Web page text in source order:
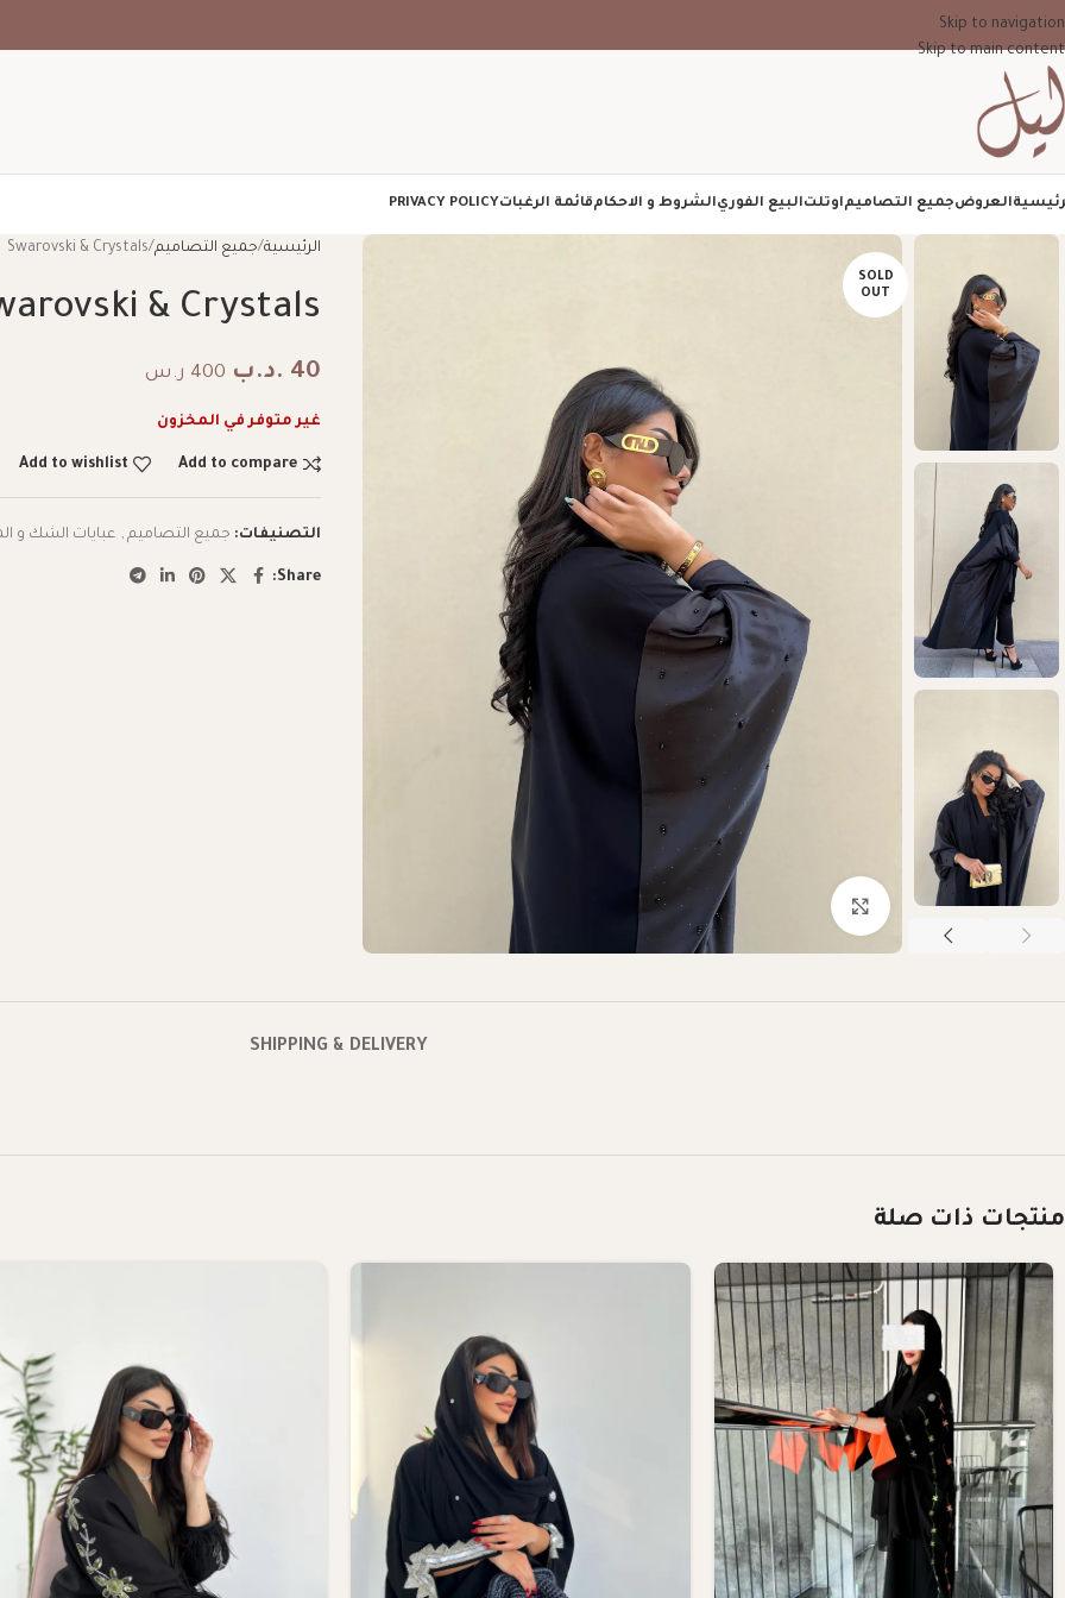
Skip to navigation
Skip to main content
العروضجميع التصاميماوتلتالبيع الفوريالشروط و الاحكامقائمة الرغباتPRIVACY POLICY
SOLD
OUT
Click to enlarge
الرئيسية جميع التصاميم Swarovski & Crystals
& Crystals
40 .د.ب 400 ر.س
غير متوفر في المخزون
Add to compare
Add to wishlist
التصنيفات: جميع التصاميم , عبايات الشك و
Share:
SHIPPING & DELIVERY
منتجات ذات صلة